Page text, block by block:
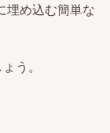
埋め込む簡単な
う。